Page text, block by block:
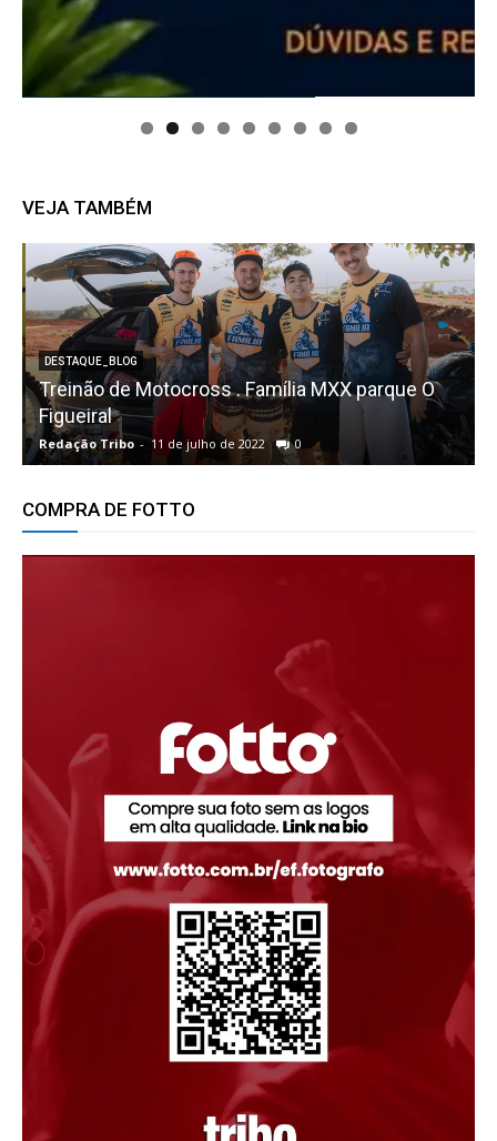
VEJA TAMBÉM
DESTAQUE_BLOG
Treinão de Motocross . Família MXX parque O
Figueiral
Redação Tribo - 11 de julho de 2022 0
COMPRA DE FOTTO